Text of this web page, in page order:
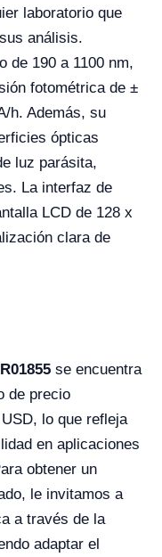
laboratorio que
análisis.
de 190 a 1100 nm,
fotométrica de ±
h. Además, su
ópticas
luz parásita,
La interfaz de
LCD de 128 x
clara de
se encuentra
de precio
lo que refleja
en aplicaciones
obtener un
le invitamos a
a través de la
adaptar el